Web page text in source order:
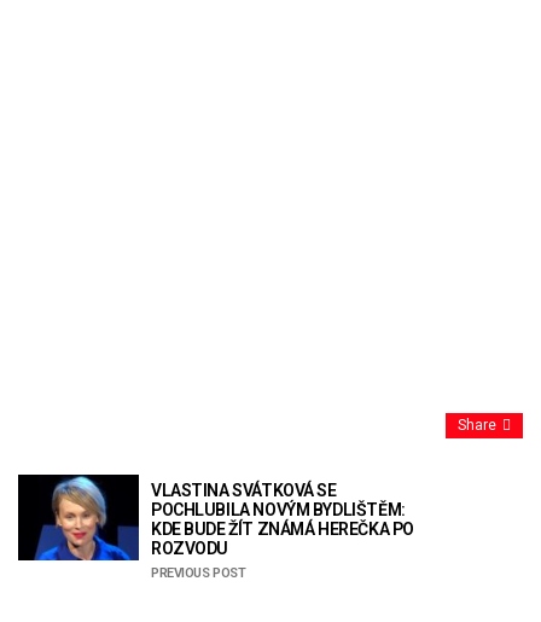
Share
VLASTINA SVÁTKOVÁ SE
POCHLUBILA NOVÝM BYDLIŠTĚM:
KDE BUDE ŽÍT ZNÁMÁ HEREČKA PO
ROZVODU
PREVIOUS POST